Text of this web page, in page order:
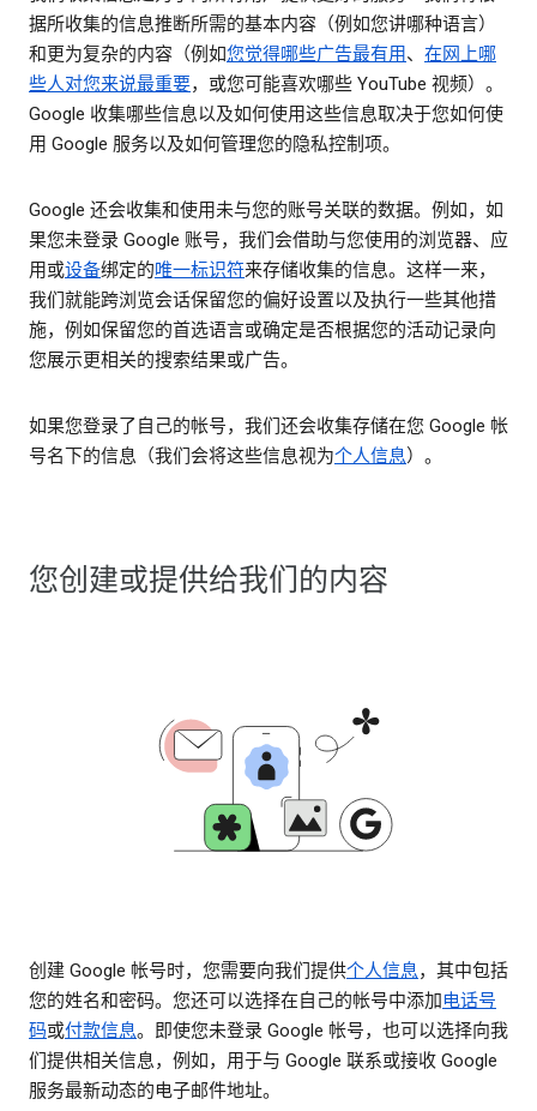
据所收集的信息推断所需的基本内容（例如您讲哪种语言）
和更为复杂的内容（例如您觉得哪些广告最有用、 在网上哪
些人对您来说最重要，或您可能喜欢哪些 YouTube 视频）。
Google 收集哪些信息以及如何使用这些信息取决于您如何使
用 Google 服务以及如何管理您的隐私控制项。
Google 还会收集和使用未与您的账号关联的数据。例如，如
果您未登录 Google 账号，我们会借助与您使用的浏览器、应
用或设备绑定的唯一标识符来存储收集的信息。这样一来，
我们就能跨浏览会话保留您的偏好设置以及执行一些其他措
施，例如保留您的首选语言或确定是否根据您的活动记录向
您展示更相关的搜索结果或广告。
如果您登录了自己的帐号，我们还会收集存储在您 Google 帐
号名下的信息（我们会将这些信息视为个人信息）。
您创建或提供给我们的内容
创建 Google 帐号时，您需要向我们提供个人信息，其中包括
您的姓名和密码。您还可以选择在自己的帐号中添加电话号
码或付款信息。即使您未登录 Google 帐号，也可以选择向我
们提供相关信息，例如，用于与 Google 联系或接收 Google
服务最新动态的电子邮件地址。